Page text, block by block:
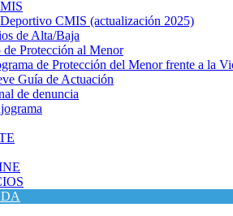
CMIS (actualización 2025)
de Alta/Baja
de Protección al Menor
de Protección del Menor frente a la
Guía de Actuación
de denuncia